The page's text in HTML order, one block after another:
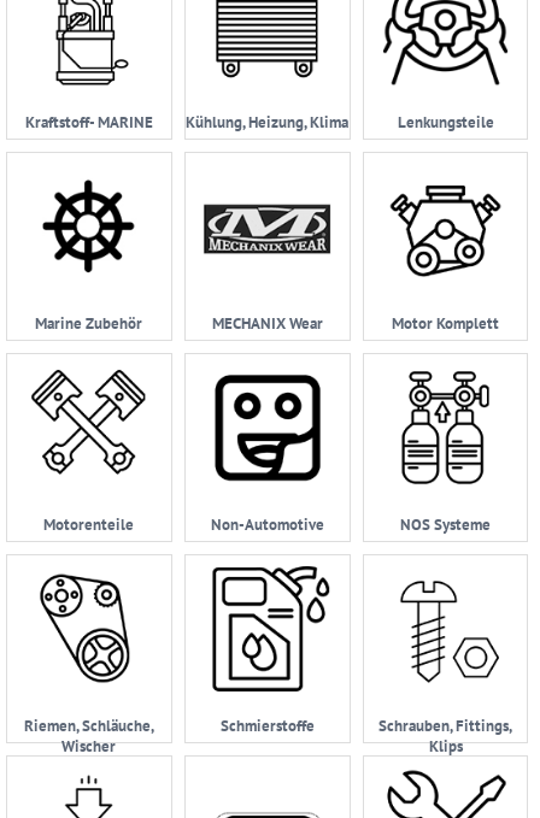
Kraftstoff- MARINE Kühlung, Heizung, Klima Lenkungsteile
Marine Zubehör MECHANIX Wear Motor Komplett
Motorenteile Non-Automotive NOS Systeme
Riemen, Schläuche,
Wischer
Schmierstoffe
Schrauben, Fittings,
Klips